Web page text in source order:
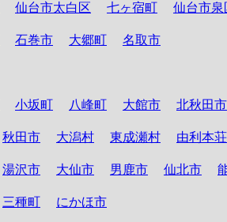
仙台市太白区 七ヶ宿町 仙台市泉
石巻市 大郷町 名取市
小坂町 八峰町 大館市 北秋田市
秋田市 大潟村 東成瀬村 由利本
湯沢市 大仙市 男鹿市 仙北市
三種町 にかほ市